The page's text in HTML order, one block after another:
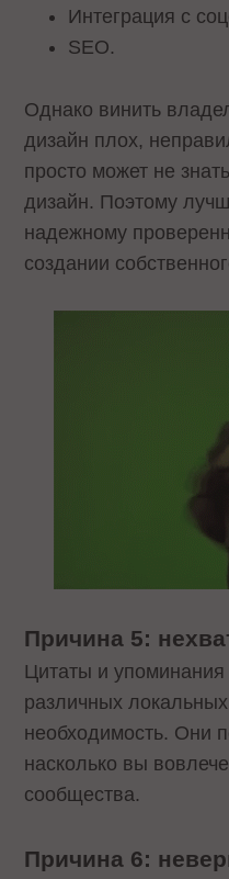
Интеграция с
SEO.
Однако винить
дизайн плох,
просто может не
дизайн. Поэтому
надежному
создании
Причина 5:
Цитаты и
различных
необходимость. Они
насколько вы
сообщества.
Причина 6: